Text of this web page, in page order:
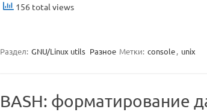
156 total views
Раздел: GNU/Linux utils Разное Метки: console, unix
BASH: форматирование